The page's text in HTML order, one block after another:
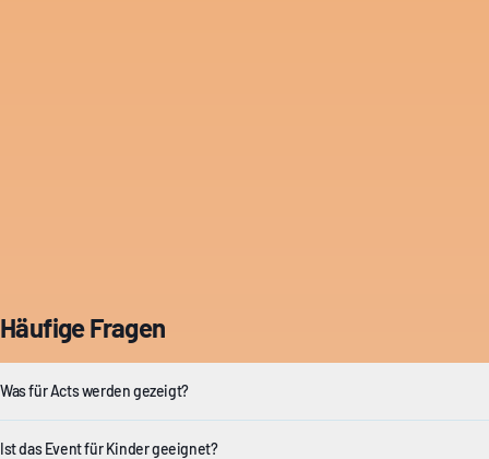
Häufige Fragen
Was für Acts werden gezeigt?
Ist das Event für Kinder geeignet?